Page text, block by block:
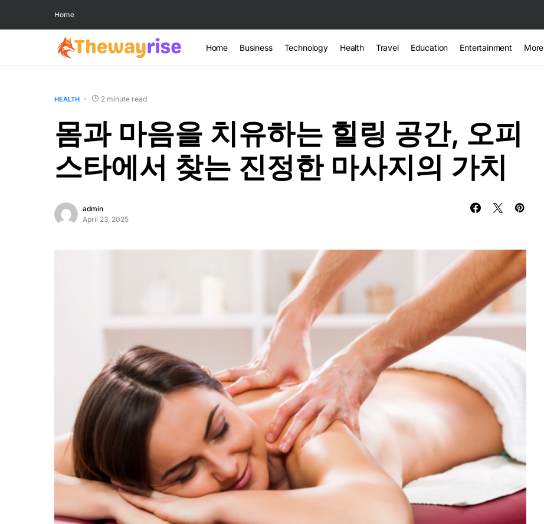
Home
Home Business Technology Health Travel Education Entertainment More
HEALTH 2 minute read
몸과 마음을 치유하는 힐링 공간, 오피
스타에서 찾는 진정한 마사지의 가치
admin
April 23, 2025